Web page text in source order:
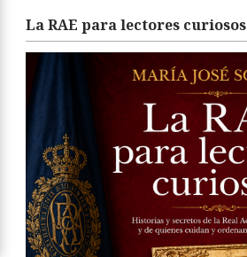
La RAE para lectores curiosos